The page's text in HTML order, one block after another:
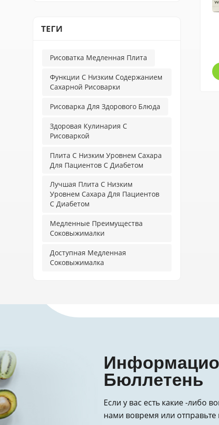
ТЕГИ
Рисоватка Медленная Плита
Функции С Низким Содержанием
Сахарной Рисоварки
Рисоварка Для Здорового Блюда
Здоровая Кулинария С
Рисоваркой
Плита С Низким Уровнем Сахара
Для Пациентов С Диабетом
Лучшая Плита С Низким
Уровнем Сахара Для Пациентов
С Диабетом
Медленные Преимущества
Соковыжималки
Доступная Медленная
Соковыжималка
Бюллетень
Если у вас есть какие -либо
нами вовремя или